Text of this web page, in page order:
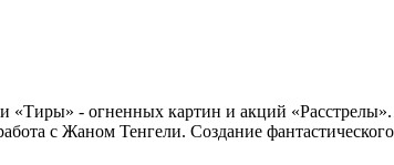
- огненных картин и акций
с Жаном Тенгели. Создание